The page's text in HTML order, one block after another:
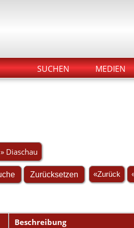
SUCHEN MEDIEN
» Diaschau
«Zurück
Beschreibung